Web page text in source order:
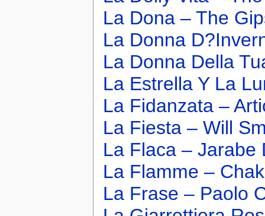
La Dona – The
La Donna
La Donna Della
La Estrella Y La
La Fidanzata –
La Fiesta – Will
La Flaca – Jarabe
La Flamme –
La Frase – Paolo